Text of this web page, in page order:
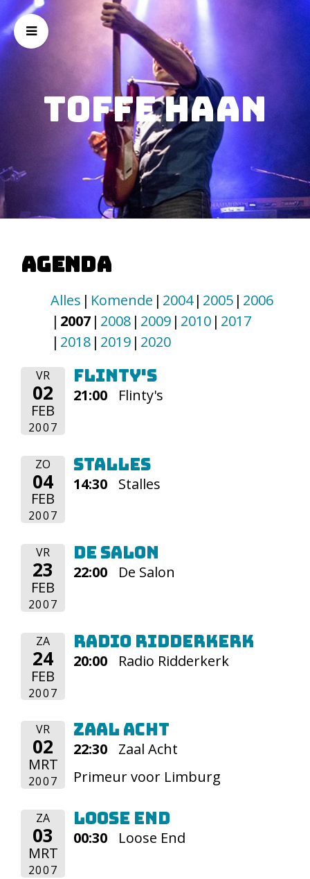
Toffe Haan
Agenda
Alles Komende 2004 2005 2006
2007 2008 2009 2010 2017
2018 2019 2020
VR
02
FEB
2007
Flinty's
21:00 Flinty's
ZO
04
FEB
2007
Stalles
14:30 Stalles
VR
23
FEB
2007
De Salon
22:00 De Salon
ZA
24
FEB
2007
Radio Ridderkerk
20:00 Radio Ridderkerk
VR
02
MRT
2007
Zaal Acht
22:30
Zaal Acht
Primeur voor Limburg
ZA
03
MRT
2007
Loose End
00:30 Loose End